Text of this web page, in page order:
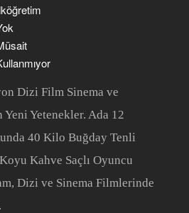
Dizi Film Sinema ve
Yetenekler. Ada 12
40 Kilo Buğday Tenli
Kahve Saçlı Oyuncu
Dizi ve Sinema Filmlerinde